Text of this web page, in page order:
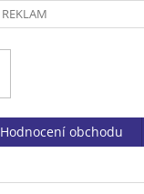
REKLAMAČNÍ ŘÁD
Hodnocení obchodu